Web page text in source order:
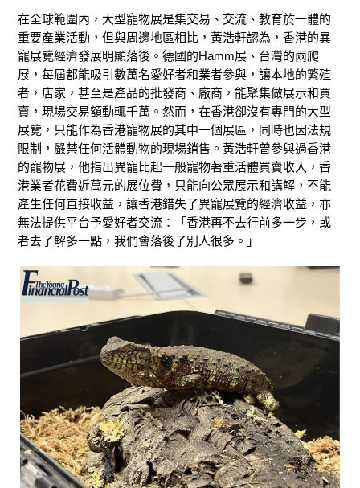
在全球範圍內，大型寵物展是集交易、交流、教育於一體的
重要產業活動，但與周邊地區相比， 黃浩軒認為， 香港的異
寵展覽經濟發展明顯落後。德國的Hamm展、台灣的兩爬
展，每屆都能吸引數萬名愛好者和業者參與 ，讓本地的繁殖
者，店家，甚至是產品的批發商、廠商，能聚集做展示和買
賣 ，現場交易額動輒千萬。然而， 在香港卻沒有專門的大型
展覽，只能作為香港寵物展的其中一個展區，同時也因法規
限制，嚴禁任何活體動物的現場銷售。 黃浩軒曾參與過香港
的寵物展，他指出異寵比起一般寵物著重活體買賣收入 ，香
港業者花費近萬元的展位費， 只能向公眾展示和講解，不能
產生任何直接收益，讓香港錯失了異寵展覽的經濟收益，亦
無法提供平台予愛好者交流：「香港再不去行前多一步，或
者去了解多一點，我們會落後了別人很多。」